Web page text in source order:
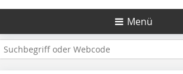
Menü